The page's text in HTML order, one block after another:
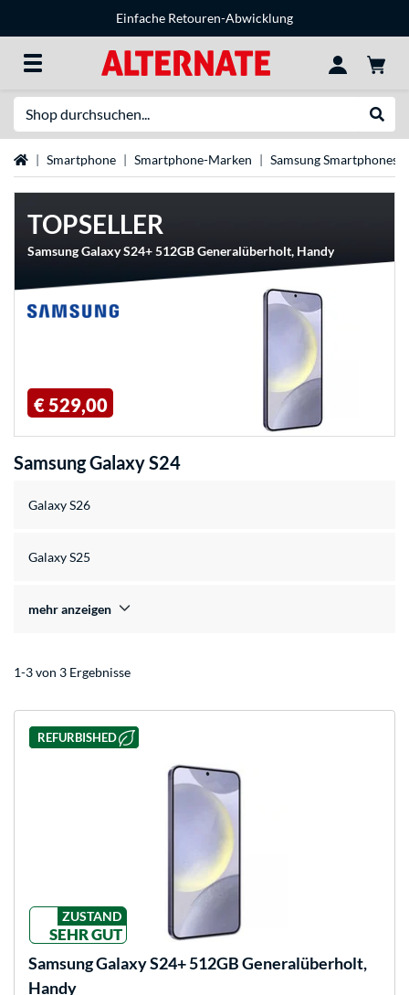
Einfache Retouren-Abwicklung
StartseiteSmartphone Smartphone-Marken Samsung Smartphones
TOPSELLER
Samsung Galaxy S24+ 512GB Generalüberholt, Handy
€ 529,00
Samsung Galaxy S24
Galaxy S26
Galaxy S25
mehr anzeigen
1-3 von 3 Ergebnisse
REFURBISHED
ZUSTAND
SEHR GUT
SamsungGalaxy S24+ 512GB Generalüberholt,
Handy